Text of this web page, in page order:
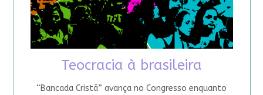
Teocracia à brasileira
“Bancada Cristã” avança no Congresso enquanto